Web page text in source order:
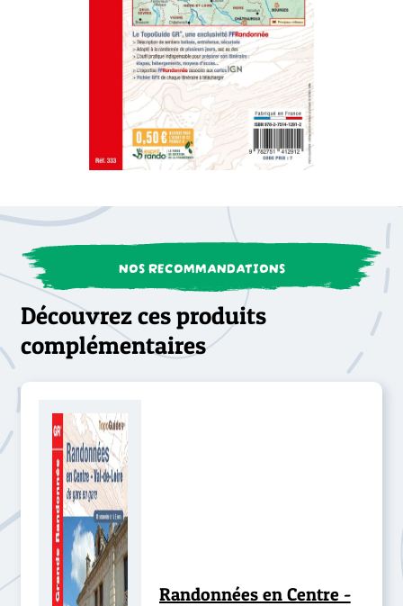
NOS RECOMMANDATIONS
Découvrez ces produits
complémentaires
Randonnées en Centre -